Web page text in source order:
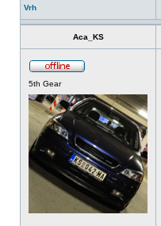
Vrh
Aca_KS
5th Gear